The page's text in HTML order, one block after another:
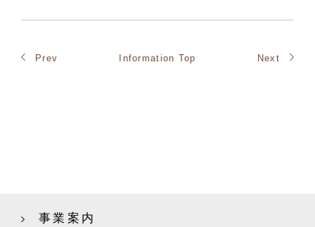
Prev Information Top Next
事業案内